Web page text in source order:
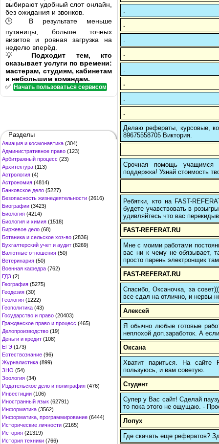
выбирают удобный слот онлайн,
без ожидания и звонков.
🕒 В результате меньше
путаницы, больше точных
визитов и ровная загрузка на
неделю вперёд.
💡 Подходит тем, кто
оказывает услуги по времени:
мастерам, студиям, кабинетам
и небольшим командам.
✅ Начать пользоваться сервисом
Разделы
Авиация и космонавтика (304)
Административное право (123)
Арбитражный процесс (23)
Архитектура (113)
Астрология (4)
Астрономия (4814)
Банковское дело (5227)
Безопасность жизнедеятельности (2616)
Биографии (3423)
Биология (4214)
Биология и химия (1518)
Биржевое дело (68)
Ботаника и сельское хоз-во (2836)
Бухгалтерский учет и аудит (8269)
Валютные отношения (50)
Ветеринария (50)
Военная кафедра (762)
ГДЗ (2)
География (5275)
Геодезия (30)
Геология (1222)
Геополитика (43)
Государство и право (20403)
Гражданское право и процесс (465)
Делопроизводство (19)
Деньги и кредит (108)
ЕГЭ (173)
Естествознание (96)
Журналистика (899)
ЗНО (54)
Зоология (34)
Издательское дело и полиграфия (476)
Инвестиции (106)
Иностранный язык (62791)
Информатика (3562)
Информатика, программирование (6444)
Исторические личности (2165)
История (21319)
История техники (766)
.
.
.
.
Делаю рефераты, курсовые,
89675558705 Виктория.
Срочная помощь учащимся в
поддержка! Узнай стоимость
Ребятки, кто на FAST-
будете учавствовать в
удивляйтесь что вас
FAST-REFERAT.RU
Мне с моими работами
вас ни к чему не обязывает,
просто парень электронщик
FAST-REFERAT.RU
Спасибо, Оксаночка, за
все сдал на отлично, и нервы
Алексей
Я обычно любые готовые
неплохой доп.заработок. А
Оксана
Хватит париться. На
пользуюсь, и вам советую.
Студент
Супер у Вас сайт! Сделай
то пока этого не ощущаю. -
Лопух
Где скачать еще рефератов?